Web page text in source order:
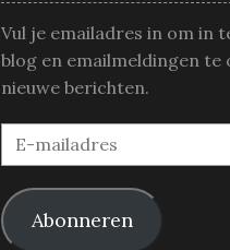
Vul je emailadres in om in
blog en emailmeldingen te
nieuwe berichten.
E-
mailadres
Abonneren